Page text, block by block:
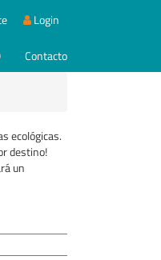
Login
Contacto
ecológicas.
destino!
un